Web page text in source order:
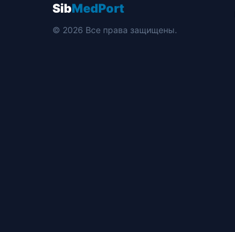
SibMedPort
© 2026 Все права защищены.